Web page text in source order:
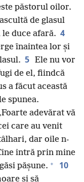
păstorul oilor.
de glasul
duce afară. 4
înaintea lor și
5 Ele nu vor
de el, fiindcă
a făcut această
spunea.
adevărat vă
care au venit
dar oile n-
intră prin mine
pășune. + 10
și să